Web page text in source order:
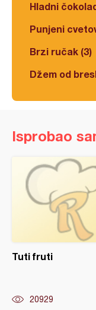
Hladni
Punjeni
Brzi ručak (3)
Džem od
Isprobao
Tuti fruti
20929